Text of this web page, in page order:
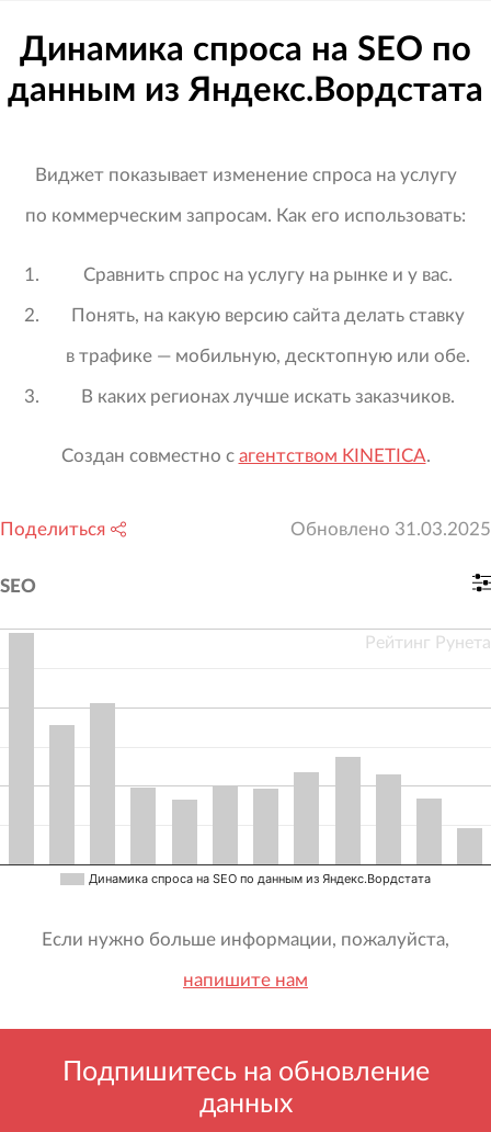
Динамика спроса на SEO по
данным из Яндекс.Вордстата
Виджет показывает изменение спроса на услугу
по коммерческим запросам. Как его использовать:
Сравнить спрос на услугу на рынке и у вас.
Понять, на какую версию сайта делать ставку
в трафике — мобильную, десктопную или обе.
В каких регионах лучше искать заказчиков.
Создан совместно с агентством KINETICA.
Поделиться Обновлено 31.03.2025
SEO
Динамика спроса на SEO по данным из Яндекс.Вордстата
Рейтинг Рунета
Если нужно больше информации, пожалуйста,
напишите нам
Подпишитесь на обновление
данных